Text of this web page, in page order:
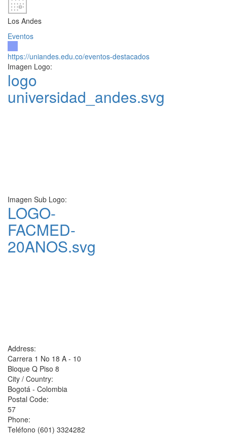
Los Andes
Eventos
https://uniandes.edu.co/eventos-destacados
Imagen Logo:
logo
universidad_andes.svg
Imagen Sub Logo:
LOGO-
FACMED-
20ANOS.svg
Address:
Carrera 1 No 18 A - 10
Bloque Q Piso 8
City / Country:
Bogotá - Colombia
Postal Code:
57
Phone:
Teléfono (601) 3324282